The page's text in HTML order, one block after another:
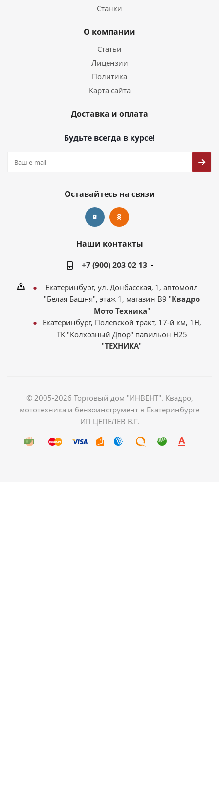
Станки
О компании
Статьи
Лицензии
Политика
Карта сайта
Доставка и оплата
Будьте всегда в курсе!
Оставайтесь на связи
Наши контакты
+7 (900) 203 02 13
Екатеринбург, ул. Донбасская, 1, автомолл
"Белая Башня", этаж 1, магазин В9 "Квадро
Мото Техника"
Екатеринбург, Полевской тракт, 17-й км, 1Н,
ТК "Колхозный Двор" павильон Н25
"ТЕХНИКА"
© 2005-2026 Торговый дом "ИНВЕНТ". Квадро,
мототехника и бензоинструмент в Екатеринбурге
ИП ЦЕПЕЛЕВ В.Г.